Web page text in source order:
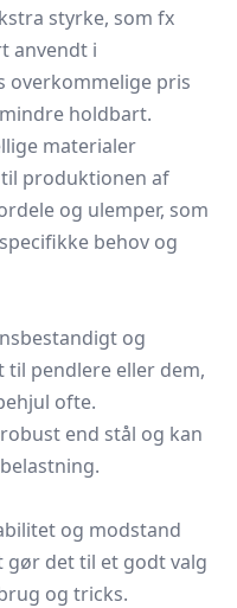
styrke, som fx
anvendt i
overkommelige pris
holdbart.
materialer
produktionen af
og ulemper, som
behov og
og
pendlere eller dem,
ofte.
end stål og kan
og modstand
gør det til et godt valg
og tricks.